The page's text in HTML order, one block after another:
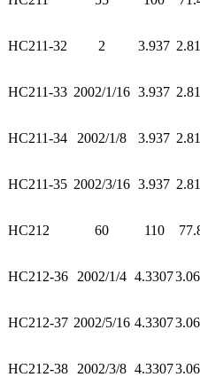
HC211-32 2 3.937
HC211-33 2002/1/16 3.937
HC211-34 2002/1/8 3.937
HC211-35 2002/3/16 3.937
HC212 60 110
HC212-36 2002/1/4 4.3307
HC212-37 2002/5/16 4.3307
HC212-38 2002/3/8 4.3307